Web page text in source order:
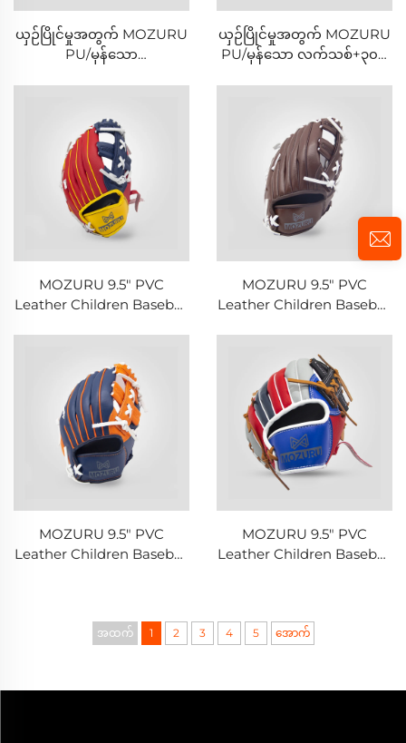
ယှဉ်ပြိုင်မှုအတွက် MOZURU
PU/မှန်သော
ယှဉ်ပြိုင်မှုအတွက် MOZURU
PU/မှန်သော လက်သစ်+၃၀%
MOZURU 9.5" PVC
Leather Children Baseball
MOZURU 9.5" PVC
Leather Children Baseball
MOZURU 9.5" PVC
Leather Children Baseball
MOZURU 9.5" PVC
Leather Children Baseball
အထက် 1 2 3 4 5 အောက်